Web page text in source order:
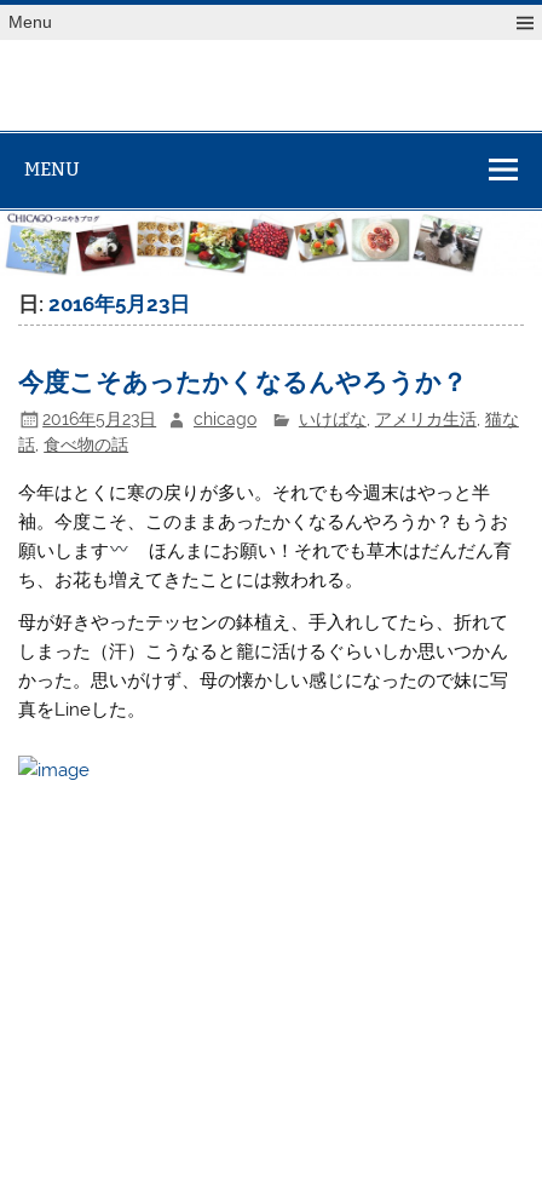
Skip
toMenu
MENU
日:2016年5月23日
今度こそあったかくなるんやろうか？
2016年5月23日 chicago いけばな アメリカ生活, 猫な
話 ,食べ物の話
今年はとくに寒の戻りが多い。それでも今週末はやっと半
袖。今度こそ、このままあったかくなるんやろうか？もうお
願いします
ほんまにお願い！それでも草木はだんだん育
ち、お花も増えてきたことには救われる。
母が好きやったテッセンの鉢植え、手入れしてたら、折れて
しまった（汗）こうなると籠に活けるぐらいしか思いつかん
かった。思いがけず、母の懐かしい感じになったので妹に写
真をLineした。